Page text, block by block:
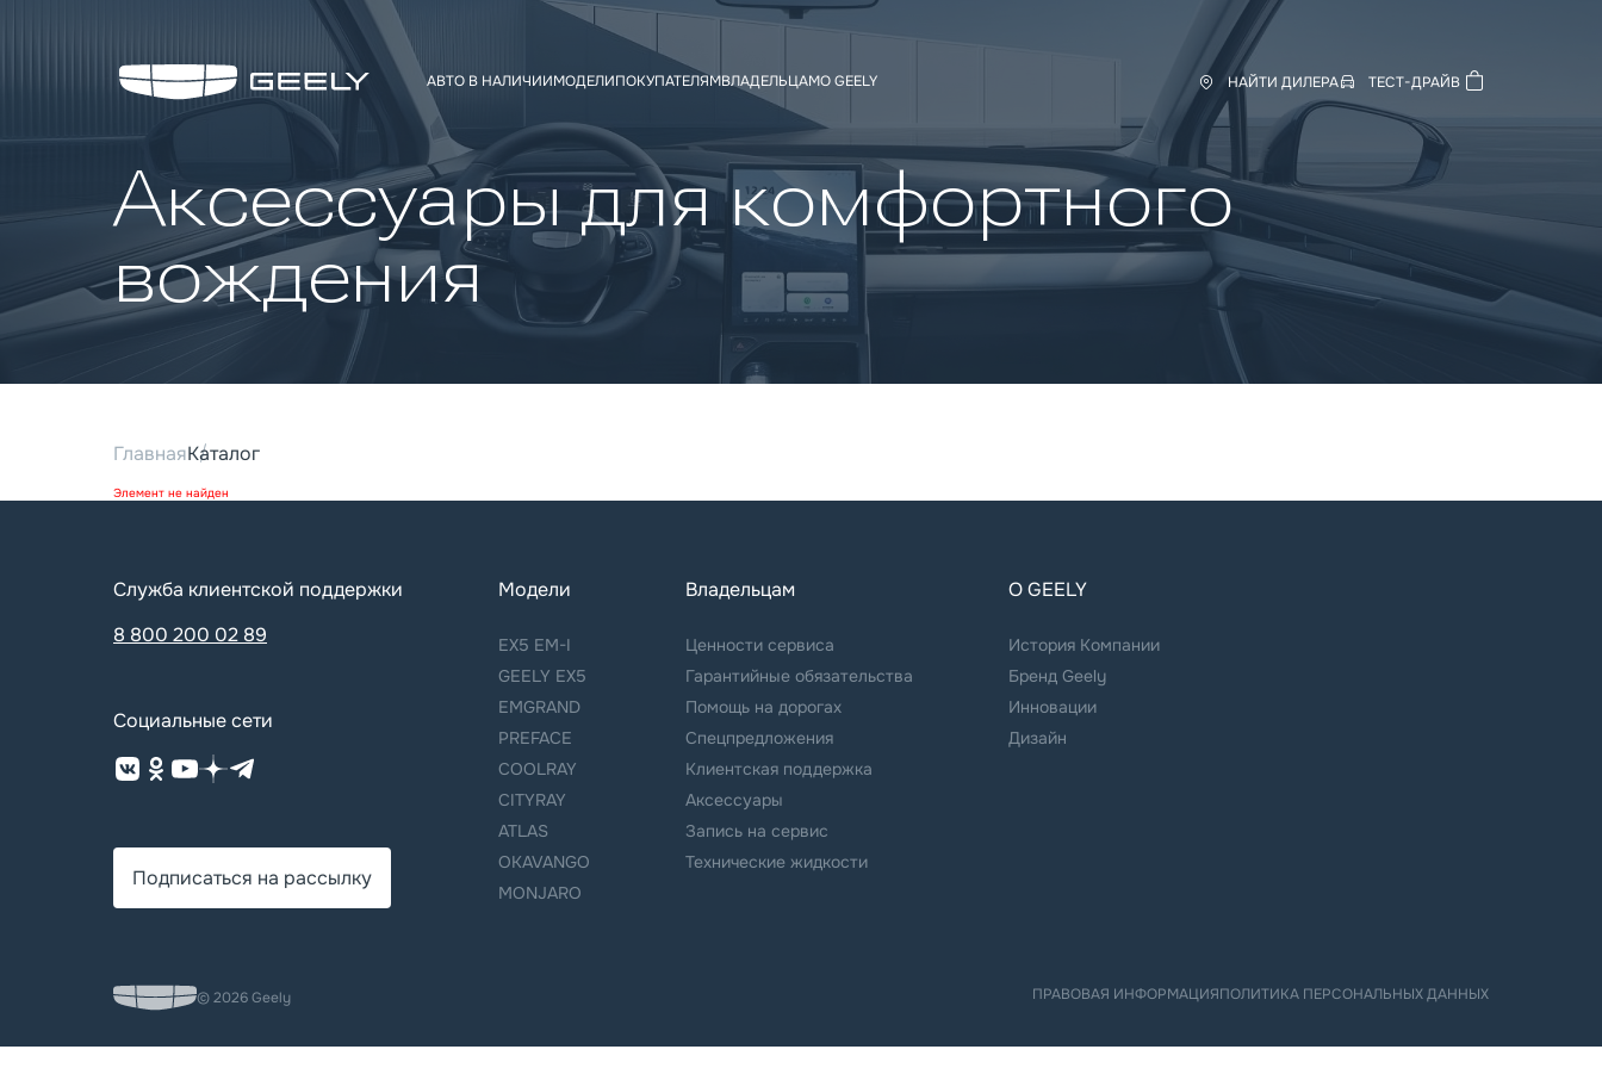
AВТО В НАЛИЧИИМОДЕЛИПОКУПАТЕЛЯМВЛАДЕЛЬЦАМО GEELY НАЙТИ ДИЛЕРА ТЕСТ-ДРАЙВ
Аксессуары для комфортного
вождения
ГлавнаяКаталог
Элемент не найден
Служба клиентской поддержки
8 800 200 02 89
Социальные сети
Подписаться на рассылку
Модели
EX5 EM-I
GEELY EX5
EMGRAND
PREFACE
COOLRAY
CITYRAY
ATLAS
OKAVANGO
MONJARO
Владельцам
Ценности сервиса
Гарантийные обязательства
Помощь на дорогах
Спецпредложения
Клиентская поддержка
Аксессуары
Запись на сервис
Технические жидкости
О GEELY
История Компании
Бренд Geely
Инновации
Дизайн
© 2026 Geely ПРАВОВАЯ ИНФОРМАЦИЯПОЛИТИКА ПЕРСОНАЛЬНЫХ ДАННЫХ